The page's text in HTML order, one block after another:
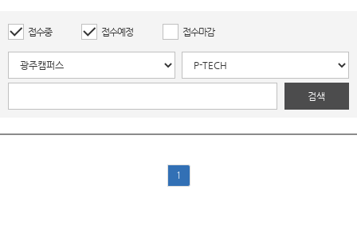
접수중 접수예정 접수마감
검색
1